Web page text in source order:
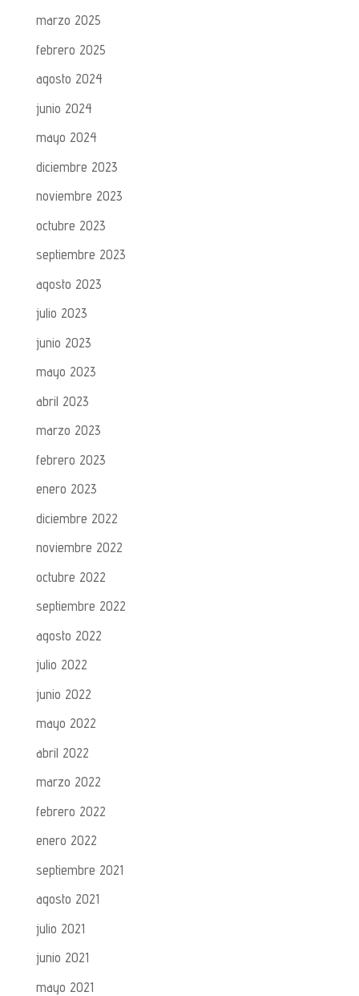
marzo 2025
febrero 2025
agosto 2024
junio 2024
mayo 2024
diciembre 2023
noviembre 2023
octubre 2023
septiembre 2023
agosto 2023
julio 2023
junio 2023
mayo 2023
abril 2023
marzo 2023
febrero 2023
enero 2023
diciembre 2022
noviembre 2022
octubre 2022
septiembre 2022
agosto 2022
julio 2022
junio 2022
mayo 2022
abril 2022
marzo 2022
febrero 2022
enero 2022
septiembre 2021
agosto 2021
julio 2021
junio 2021
mayo 2021